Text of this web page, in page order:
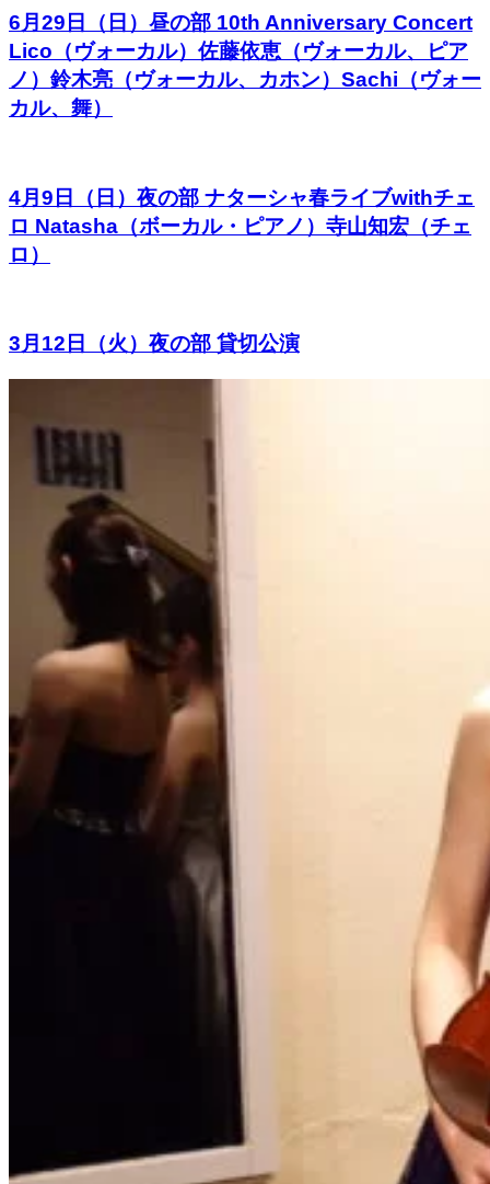
6月29日（日）昼の部 10th Anniversary Concert
Lico（ヴォーカル）佐藤依恵（ヴォーカル、ピア
ノ）鈴木亮（ヴォーカル、カホン）Sachi（ヴォー
カル、舞）
4月9日（日）夜の部 ナターシャ春ライブwithチェ
ロ Natasha（ボーカル・ピアノ）寺山知宏（チェ
ロ）
3月12日（火）夜の部 貸切公演